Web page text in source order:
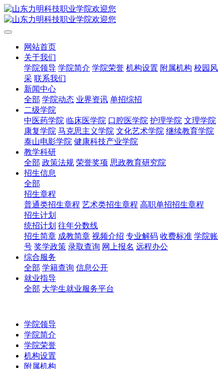
网站首页
关于我们
学院领导 学院简介 学院荣誉 机构设置 附属机构 校园风
采 联系我们
新闻中心
全部 学院动态 业界资讯 单招综招
二级学院
中医药学院 临床医学院 口腔医学院 护理学院 文理学院
康复学院 马克思主义学院 文化艺术学院 继续教育学院
泰山电影学院 健康科技产业学院
教学科研
全部 政策法规 荣誉奖项 思政教育研究院
招生信息
全部
招生章程
普通类招生章程 艺术类招生章程 高职单招招生章程
招生计划
统招计划 往年分数线
招生简章 成教简章 视频介绍 专业解码 收费标准 学院账
号 奖学政策 录取查询 网上报名 远程办公
综合服务
全部 学籍查询 信息公开
就业指导
全部 大学生就业服务平台
学院领导
学院简介
学院荣誉
机构设置
附属机构